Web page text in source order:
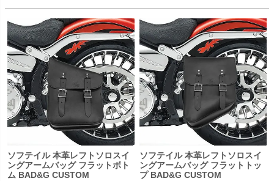
ソフテイル 本革レフトソロスイ
ングアームバッグ フラットボト
ム BAD&G CUSTOM
ソフテイル 本革レフトソロスイ
ングアームバッグ フラットトッ
プ BAD&G CUSTOM